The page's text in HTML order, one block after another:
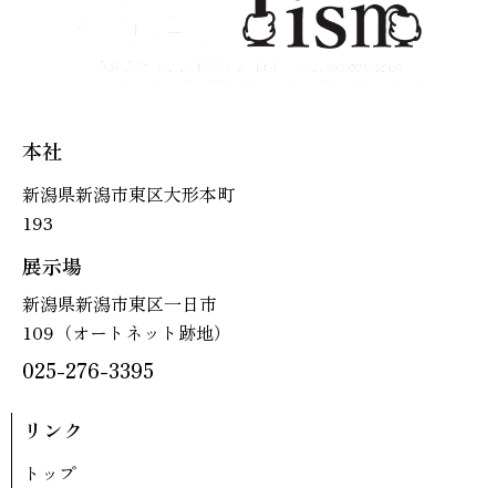
本社
新潟県新潟市東区大形本町
193
展示場
新潟県新潟市東区一日市
109（オートネット跡地）
025-276-3395
リンク
トップ